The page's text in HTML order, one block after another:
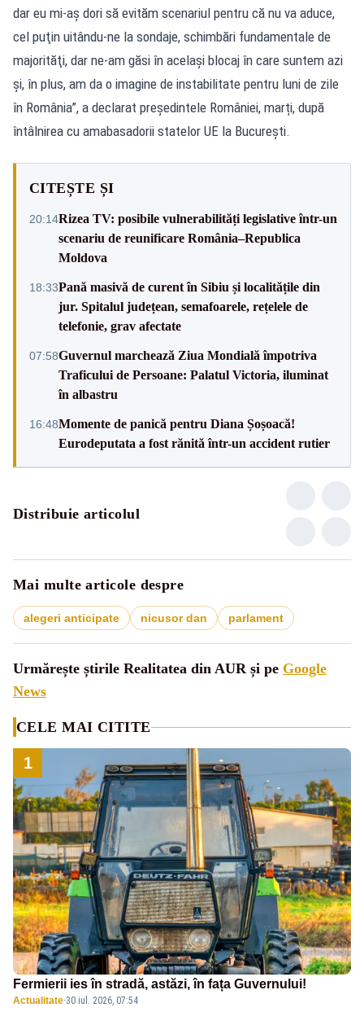
dar eu mi-aş dori să evităm scenariul pentru că nu va aduce,
cel puţin uitându-ne la sondaje, schimbări fundamentale de
majorităţi, dar ne-am găsi în acelaşi blocaj în care suntem azi
și, în plus, am da o imagine de instabilitate pentru luni de zile
în România”, a declarat președintele României, marți, după
întâlnirea cu amabasadorii statelor UE la București.
CITEȘTE ȘI
20:14Rizea TV: posibile vulnerabilități legislative într-un
scenariu de reunificare România–Republica
Moldova
18:33Pană masivă de curent în Sibiu și localitățile din
jur. Spitalul județean, semafoarele, rețelele de
telefonie, grav afectate
07:58Guvernul marchează Ziua Mondială împotriva
Traficului de Persoane: Palatul Victoria, iluminat
în albastru
16:48Momente de panică pentru Diana Șoșoacă!
Eurodeputata a fost rănită într-un accident rutier
Distribuie articolul
Mai multe articole despre
alegeri anticipate nicusor dan parlament
Urmărește știrile Realitatea din AUR și pe Google
News
CELE MAI CITITE
1
Fermierii ies în stradă, astăzi, în fața Guvernului!
Actualitate·30 iul. 2026, 07:54